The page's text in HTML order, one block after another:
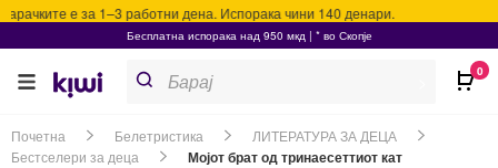
е за 1–3 работни дена. Испорака чини 140 денари.
Бесплатна испорака над 950 мкд | * во Скопје
search
Почетна Белетристика
ЛИТЕРАТУРА ЗА ДЕЦА
Бестселери за деца
Мојот брат од тринаесеттиот кат
0